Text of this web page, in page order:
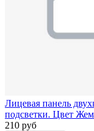
Лицевая панель
подсветки. Цвет
210 руб